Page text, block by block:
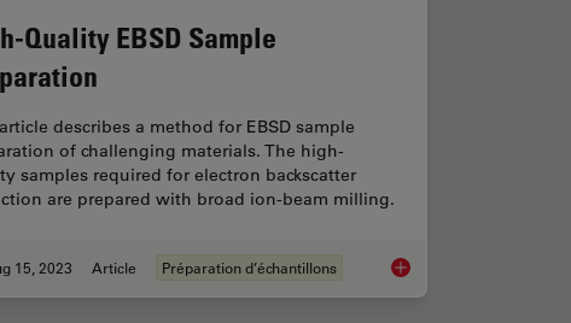
Quality EBSD Sample
describes a method for EBSD sample
of challenging materials. The high-
samples required for electron backscatter
are prepared with broad ion-beam milling.
15, 2023 Article Préparation d’échantillons High-Quality EBSD